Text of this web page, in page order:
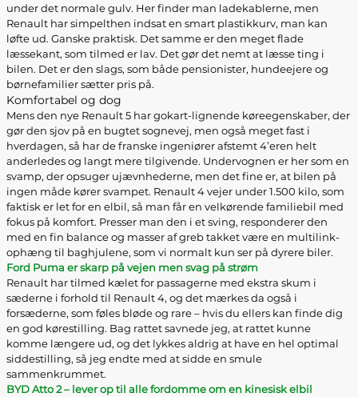
under det normale gulv. Her finder man ladekablerne, men
Renault har simpelthen indsat en smart plastikkurv, man kan
løfte ud. Ganske praktisk. Det samme er den meget flade
læssekant, som tilmed er lav. Det gør det nemt at læsse ting i
bilen. Det er den slags, som både pensionister, hundeejere og
børnefamilier sætter pris på.
Komfortabel og dog
Mens den nye Renault 5 har gokart-lignende køreegenskaber, der
gør den sjov på en bugtet sognevej, men også meget fast i
hverdagen, så har de franske ingeniører afstemt 4’eren helt
anderledes og langt mere tilgivende. Undervognen er her som en
svamp, der opsuger ujævnhederne, men det fine er, at bilen på
ingen måde kører svampet. Renault 4 vejer under 1.500 kilo, som
faktisk er let for en elbil, så man får en velkørende familiebil med
fokus på komfort. Presser man den i et sving, responderer den
med en fin balance og masser af greb takket være en multilink-
ophæng til baghjulene, som vi normalt kun ser på dyrere biler.
Ford Puma er skarp på vejen men svag på strøm
Renault har tilmed kælet for passagerne med ekstra skum i
sæderne i forhold til Renault 4, og det mærkes da også i
forsæderne, som føles bløde og rare – hvis du ellers kan finde dig
en god kørestilling. Bag rattet savnede jeg, at rattet kunne
komme længere ud, og det lykkes aldrig at have en hel optimal
siddestilling, så jeg endte med at sidde en smule
sammenkrummet.
BYD Atto 2 – lever op til alle fordomme om en kinesisk elbil